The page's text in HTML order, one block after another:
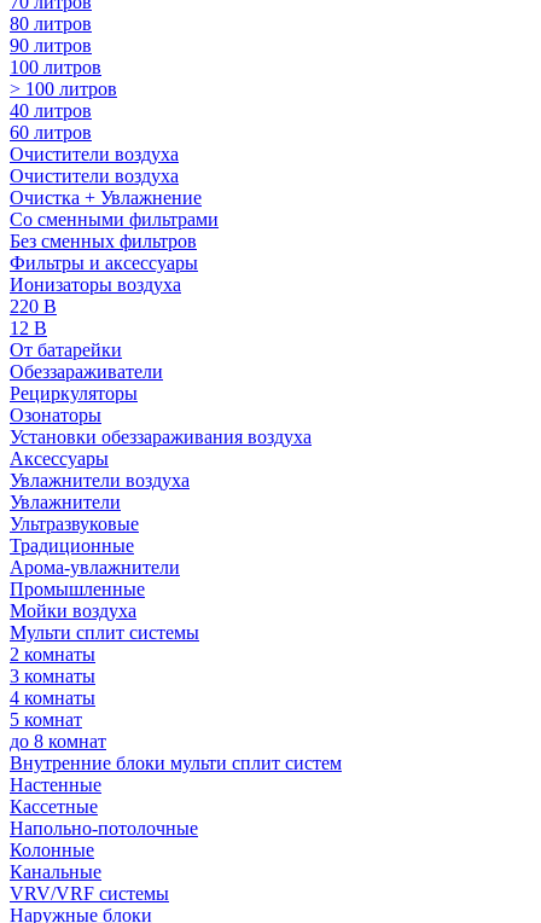
80 литров
90 литров
100 литров
> 100 литров
40 литров
60 литров
Очистители воздуха
Очистители воздуха
Очистка + Увлажнение
Cо сменными фильтрами
Без сменных фильтров
Фильтры и аксессуары
Ионизаторы воздуха
220 В
12 В
От батарейки
Обеззараживатели
Рециркуляторы
Озонаторы
Установки обеззараживания воздуха
Аксессуары
Увлажнители воздуха
Увлажнители
Ультразвуковые
Традиционные
Арома-увлажнители
Промышленные
Мойки воздуха
Мульти сплит системы
2 комнаты
3 комнаты
4 комнаты
5 комнат
до 8 комнат
Внутренние блоки мульти сплит систем
Настенные
Кассетные
Напольно-потолочные
Колонные
Канальные
VRV/VRF системы
Наружные блоки